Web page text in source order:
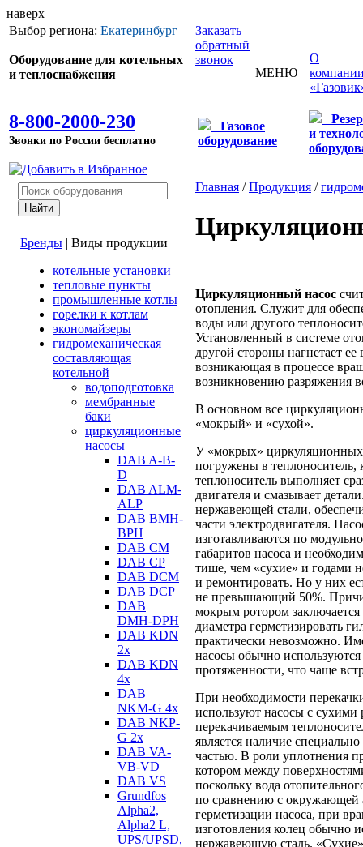
наверх
Выбор региона: Екатеринбург
Оборудование для котельных
и теплоснабжения
8-800-2000-230
Звонки по России бесплатно
Заказать
обратный
звонок
МЕНЮ
О
Газовое
оборудование
и
Бренды | Виды продукции
котельные установки
тепловые пункты
промышленные котлы
горелки к котлам
экономайзеры
гидромеханическая
составляющая
котельной
водоподготовка
мембранные
баки
циркуляционные
насосы
DAB A-B-
D
DAB ALM-
ALP
DAB BMH-
BPH
DAB CM
DAB CP
DAB DCM
DAB DCP
DAB
DMH-DPH
DAB KDN
2х
DAB KDN
4х
DAB
NKM-G 4х
DAB NKP-
G 2х
DAB VA-
VB-VD
DAB VS
Grundfos
Alpha2,
Alpha2 L,
UPS/UPSD,
Главная /Продукция /
Циркуляционный насос
отопления. Служит для
воды или другого
Установленный в системе
другой стороны нагнетает
возникающая в процессе
возникновению разряжения
В основном все
«мокрый» и «сухой».
У «мокрых» циркуляционных
погружены в
теплоноситель выполняет
двигателя и смазывает
нержавеющей стали,
части электродвигателя.
изготавливаются по
габаритов насоса и
тише, чем «сухие» и годами
и ремонтировать. Но у них
не превышающий 50%.
мокрым ротором
диаметра герметизировать
практически невозможно.
насосы обычно
протяженности, что чаще
При необходимости
используют насосы с сухими
перекачиваемым
является наличие
частью. В роли уплотнения
котором между
поскольку вода
по сравнению с окружающей
герметизации насоса, при
изготовления колец обычно
нержавеющую сталь.